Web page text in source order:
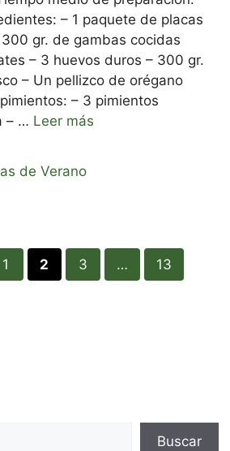
– 1 paquete de placas
gr. de gambas cocidas
– 3 huevos duros – 300 gr.
– Un pellizco de orégano
– 3 pimientos
– … Leer más
de Verano
Página
1 Página
2 Página
3 … Página
13
Buscar